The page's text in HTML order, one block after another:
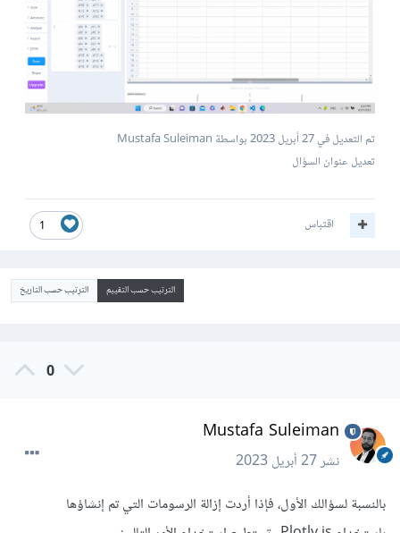
تم التعديل في27 أبريل 2023
بواسطة Mustafa Suleiman
تعديل عنوان السؤال
1 اقتباس
الترتيب حسب التقييم الترتيب حسب التاريخ
0
Mustafa Suleiman
نشر27 أبريل 2023
بالنسبة لسؤالك الأول، فإذا أردت إزالة الرسومات التي تم إنشاؤها